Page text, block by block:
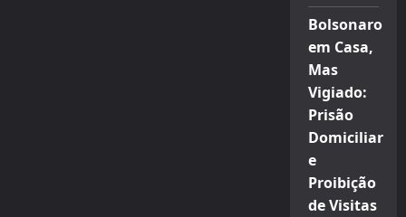
Bolsonaro
em Casa,
Mas
Vigiado:
Prisão
Domiciliar
e
Proibição
de Visitas